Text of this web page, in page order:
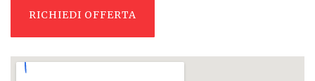
RICHIEDI OFFERTA